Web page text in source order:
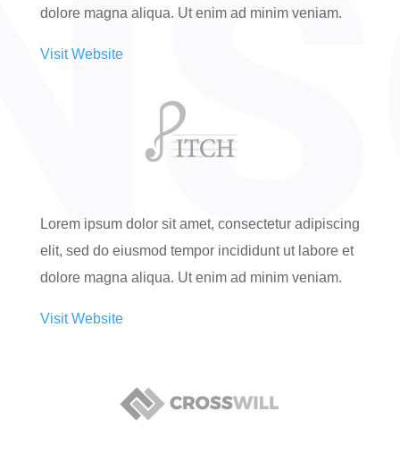
dolore magna aliqua. Ut enim ad minim veniam.
Visit Website
Lorem ipsum dolor sit amet, consectetur adipiscing
elit, sed do eiusmod tempor incididunt ut labore et
dolore magna aliqua. Ut enim ad minim veniam.
Visit Website